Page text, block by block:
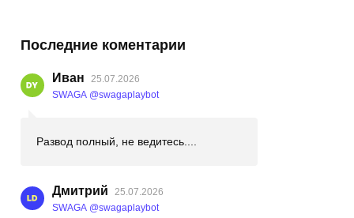
Последние коментарии
Иван
25.07.2026
SWAGA @swagaplaybot
Развод полный, не ведитесь....
Дмитрий
25.07.2026
SWAGA @swagaplaybot